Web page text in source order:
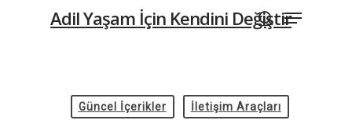
Adil Yaşam İçin Kendini DeğiştirMenu
Güncel İçerikler İletişim Araçları